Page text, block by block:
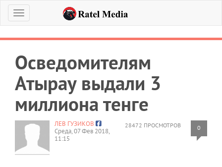
Меню
Осведомителям
Атырау выдали 3
миллиона тенге
28472 ПРОСМОТРОВ 0
ЛЕВ ГУЗИКОВ
Среда, 07 Фев 2018,
11:15